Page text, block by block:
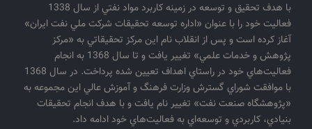
با هدف تحقيق و توسعه در زمينه كاربرد مواد نفتي از سال 1338
فعاليت خود را با عنوان «اداره توسعه تحقيقات شركت ملي نفت ايران»
آغاز كرده است و پس از انقلاب نام اين مركز تحقيقاتي به «مركز
پژوهش و خدمات علمي» تغيير يافت و تا سال 1368 به انجام
فعاليت‌هاي خود در راستاي اهداف تعيين شده پرداخت. در سال 1368
با موافقت شوراي گسترش وزارت فرهنگ و آموزش عالي اين مجموعه به
«پژوهشگاه صنعت نفت» تغيير نام يافت و با هدف انجام تحقيقات
بنيادي، كاربردي و توسعه‌اي به فعاليت‌هاي خود ادامه داد.